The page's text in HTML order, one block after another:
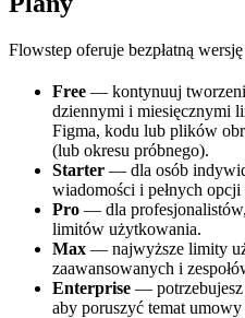
Flowstep oferuje bezpłatną
Free — kontynuuj
dziennymi i miesięcznymi
Figma, kodu lub plików
(lub okresu próbnego).
Starter — dla osób
wiadomości i pełnych opcji
Pro — dla
limitów użytkowania.
Max — najwyższe limity
zaawansowanych i
Enterprise — potrzebujesz
aby poruszyć temat umowy